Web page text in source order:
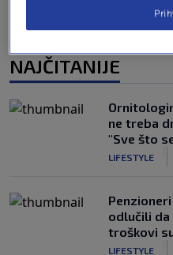
NAJČITANIJE
ne treba
"Sve što
LIFESTYLE
odlučili da
troškovi
LIFESTYLE